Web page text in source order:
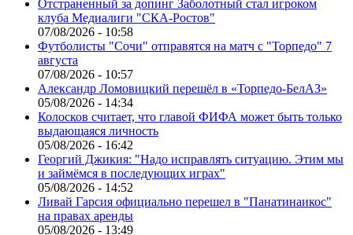
Отстраненный за допинг Заболотный стал игроком
клуба Медиалиги "СКА-Ростов"
07/08/2026 - 10:58
Футболисты "Сочи" отправятся на матч с "Торпедо" 7
августа
07/08/2026 - 10:57
Александр Ломовицкий перешёл в «Торпедо-БелАЗ»
05/08/2026 - 14:34
Колосков считает, что главой ФИФА может быть только
выдающаяся личность
05/08/2026 - 16:42
Георгий Джикия: "Надо исправлять ситуацию. Этим мы
и займёмся в последующих играх"
05/08/2026 - 14:52
Ливай Гарсия официально перешел в "Панатинаикос"
на правах аренды
05/08/2026 - 13:49